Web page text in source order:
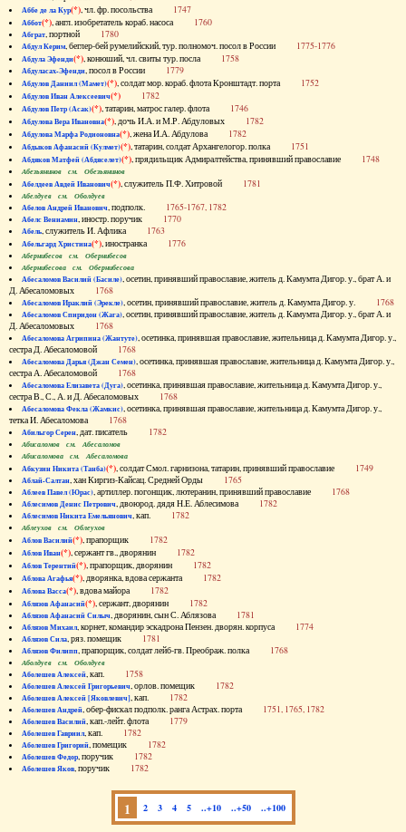
Аббе де ла Кур(*), чл. фр. посольства 1747
Аббот(*), англ. изобретатель кораб. насоса 1760
Абграт, портной 1780
Абдул Керим, беглер-бей румелийский, тур. полномоч. посол в России 1775-1776
Абдула Эфенди(*), конюший, чл. свиты тур. посла 1758
Абдуласах-Эфенди, посол в России 1779
Абдулов Даниил (Мамет)(*), солдат мор. кораб. флота Кронштадт. порта 1752
Абдулов Иван Алексеевич(*) 1782
Абдулов Петр (Асак)(*), татарин, матрос галер. флота 1746
Абдулова Вера Ивановна(*), дочь И.А. и М.Р. Абдуловых 1782
Абдулова Марфа Родионовна(*), жена И.А. Абдулова 1782
Абдыков Афанасий (Кулмет)(*), татарин, солдат Архангелогор. полка 1751
Абдяков Матфей (Абдяселет)(*), прядильщик Адмиралтейства, принявший православие 1748
Абезьянинов см. Обезьянинов
Абелдеев Авдей Иванович(*), служитель П.Ф. Хитровой 1781
Абелдуев см. Оболдуев
Абелов Андрей Иванович, подполк. 1765-1767, 1782
Абелс Вениамин, иностр. поручик 1770
Абель, служитель И. Афлика 1763
Абельгард Христина(*), иностранка 1776
Абернибесов см. Обернибесов
Абернибесова см. Обернибесова
Абесаломов Василий (Басиле), осетин, принявший православие, житель д. Камумта Дигор. у., брат А. и
Д. Абесаломовых 1768
Абесаломов Ираклий (Эрекле), осетин, принявший православие, житель д. Камумта Дигор. у. 1768
Абесаломов Спиридон (Жага), осетин, принявший православие, житель д. Камумта Дигор. у., брат А. и
Д. Абесаломовых 1768
Абесаломова Агрипина (Жантуте), осетинка, принявшая православие, жительница д. Камумта Дигор. у.,
сестра Д. Абесаломовой 1768
Абесаломова Дарья (Джан Семен), осетинка, принявшая православие, жительница д. Камумта Дигор. у.,
сестра А. Абесаломовой 1768
Абесаломова Елизавета (Дуга), осетинка, принявшая православие, жительница д. Камумта Дигор. у.,
сестра В., С., А. и Д. Абесаломовых 1768
Абесаломова Фекла (Жамкис), осетинка, принявшая православие, жительница д. Камумта Дигор. у.,
тетка И. Абесаломова 1768
Абильгор Серен, дат. писатель 1782
Абисаломов см. Абесаломов
Абисаломова см. Абесаломова
Абкузин Никита (Танба)(*), солдат Смол. гарнизона, татарин, принявший православие 1749
Аблай-Салтан, хан Киргиз-Кайсац. Средней Орды 1765
Аблеев Павел (Юрас), артиллер. погонщик, лютеранин, принявший православие 1768
Аблесимов Денис Петрович, двоюрод. дядя Н.Е. Аблесимова 1782
Аблесимов Никита Емельянович, кап. 1782
Аблеухов см. Облеухов
Аблов Василий(*), прапорщик 1782
Аблов Иван(*), сержант гв., дворянин 1782
Аблов Терентий(*), прапорщик, дворянин 1782
Аблова Агафья(*), дворянка, вдова сержанта 1782
Аблова Васса(*), вдова майора 1782
Аблязов Афанасий(*), сержант, дворянин 1782
Аблязов Афанасий Силыч, дворянин, сын С. Аблязова 1781
Аблязов Михаил, корнет, командир эскадрона Пензен. дворян. корпуса 1774
Аблязов Сила, ряз. помещик 1781
Аблязов Филипп, прапорщик, солдат лейб-гв. Преображ. полка 1768
Аболдуев см. Оболдуев
Аболешев Алексей, кап. 1758
Аболешев Алексей Григорьевич, орлов. помещик 1782
Аболешев Алексей [Яковлевич], кап. 1782
Аболешев Андрей, обер-фискал подполк. ранга Астрах. порта 1751, 1765, 1782
Аболешев Василий, кап.-лейт. флота 1779
Аболешев Гавриил, кап. 1782
Аболешев Григорий, помещик 1782
Аболешев Федор, поручик 1782
Аболешев Яков, поручик 1782
1 2 3 4 5 ..+10 ..+50 ..+100